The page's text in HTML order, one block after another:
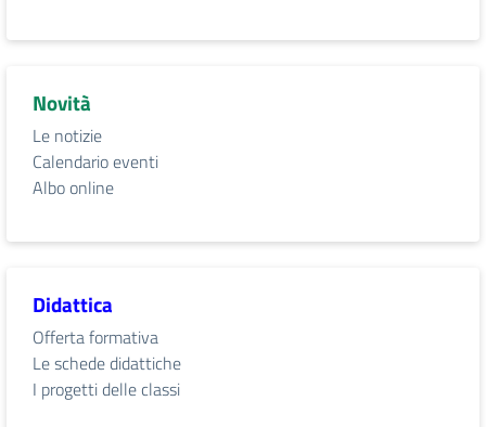
Novità
Le notizie
Calendario eventi
Albo online
Didattica
Offerta formativa
Le schede didattiche
I progetti delle classi